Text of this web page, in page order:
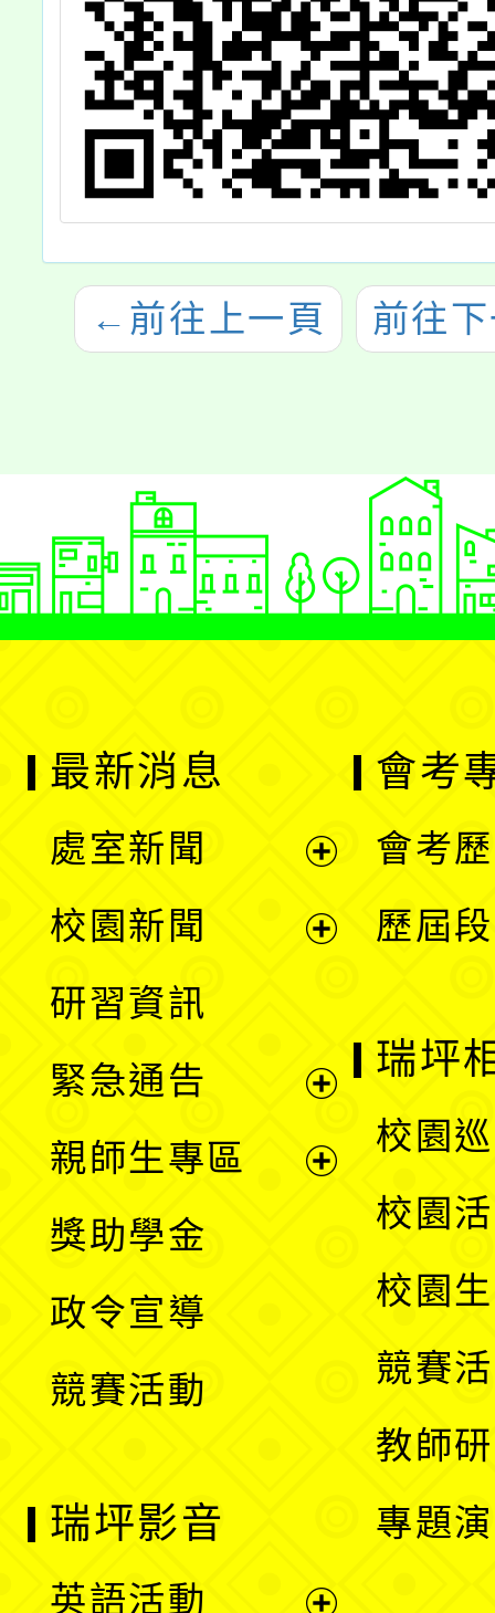
← 前往上一頁 前往
最新消息
處室新聞
單
校園新聞
選
單
研習資訊
緊急通告
親師生專區
獎助學金
政令宣導
競賽活動
會考
會考
歷屆
瑞坪
校園
校園
校園
競賽
教師
專題
瑞坪影音
英語活動